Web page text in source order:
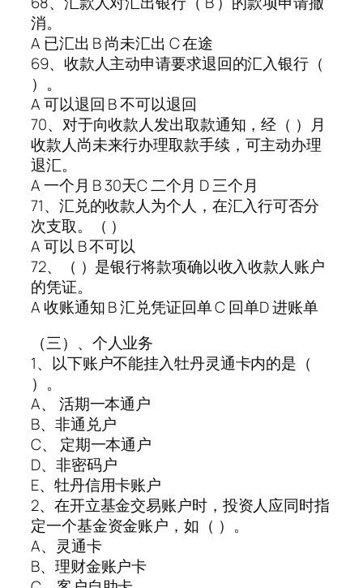
消。
A 已汇出 B 尚未汇出 C 在途
69、收款人主动申请要求退回的汇入银行（
）。
A 可以退回 B 不可以退回
70、对于向收款人发出取款通知，经（ ）月
收款人尚未来行办理取款手续，可主动办理
退汇。
A 一个月 B 30天C 二个月 D 三个月
71、汇兑的收款人为个人，在汇入行可否分
次支取。（ ）
A 可以 B 不可以
72、（ ）是银行将款项确以收入收款人账户
的凭证。
A 收账通知 B 汇兑凭证回单 C 回单D 进账单
（三）、个人业务
1、以下账户不能挂入牡丹灵通卡内的是（
）。
A、 活期一本通户
B、非通兑户
C、 定期一本通户
D、非密码户
E、牡丹信用卡账户
2、在开立基金交易账户时，投资人应同时指
定一个基金资金账户，如（ ）。
A、灵通卡
B、理财金账户卡